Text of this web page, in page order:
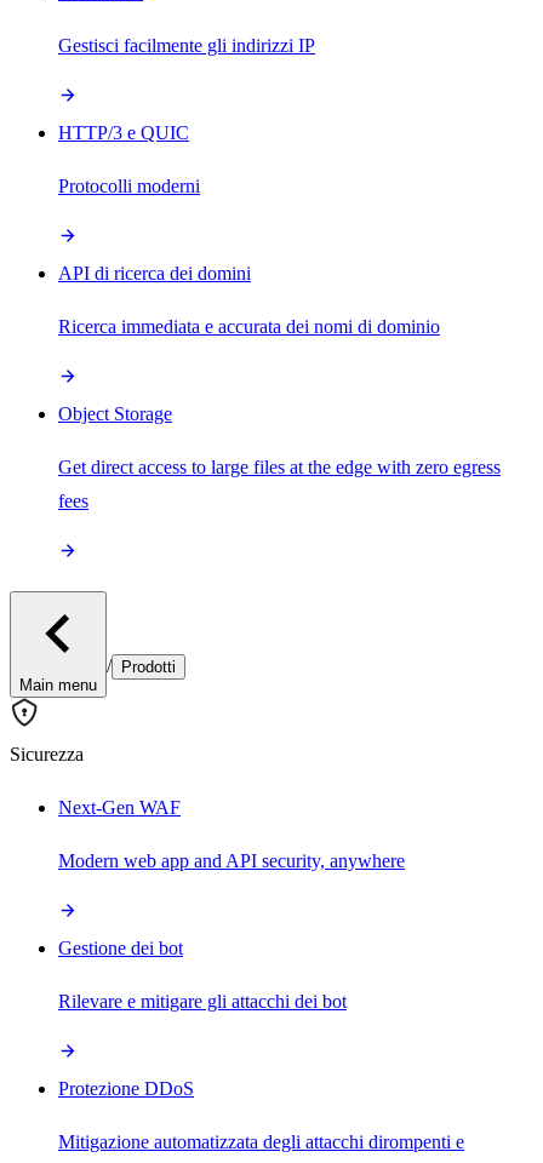
Gestisci facilmente gli indirizzi IP
HTTP/3 e QUIC
Protocolli moderni
API di ricerca dei domini
Ricerca immediata e accurata dei nomi di dominio
Object Storage
Get direct access to large files at the edge with zero egress
fees
Main menu
/ Prodotti
Sicurezza
Next-Gen WAF
Modern web app and API security, anywhere
Gestione dei bot
Rilevare e mitigare gli attacchi dei bot
Protezione DDoS
Mitigazione automatizzata degli attacchi dirompenti e